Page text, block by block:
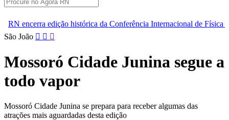
da Conferência Internacional de Física de Altas Energias
Pular
conteúdo
São João
Mossoró Cidade Junina segue a
todo vapor
Mossoró Cidade Junina se prepara para receber algumas das
atrações mais aguardadas desta edição